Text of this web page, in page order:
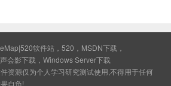
|520软件站，520，MSDN下载，
会影下载，Windows Server下载
资源仅为个人学习研究测试使用,不得用于任何
自负!